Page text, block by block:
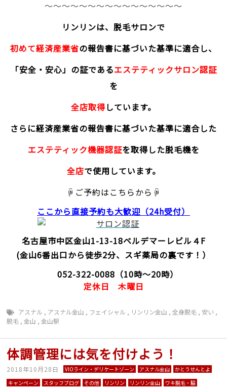
～～～～～～～～～～～～～～～～
リンリンは、脱毛サロンで
初めて経済産業省の報告書に基づいた基準に適合し、
「安全・安心」の証であるエステティックサロン認証
を
全店取得しています。
さらに経済産業省の報告書に基づいた基準に適合した
エステティック機器認証を取得した脱毛機を
全店で使用しています。
☟ご予約はこちらから☟
ここから直接予約も大歓迎（24h受付）
名古屋市中区金山1-13-18ベルデマーレビル４F
(金山6番出口から徒歩2分、スギ薬局の裏です！）
052-322-0088 （10時～20時）
定休日
木曜日
アスナル , アスナル金山 , フェイシャル , リンリン金山 ,全身脱毛 , 安い ,
脱毛 ,金山 ,金山駅
体調管理には気を付けよう！
2018年10月28日 VIOライン・デリケートゾーン アスナル金山
かとうせんとよ
キャンペーン
スタッフブログ その他 リンリン リンリン金山
ワキ脱毛・脇